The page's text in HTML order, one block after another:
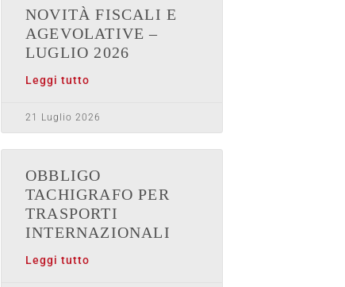
NOVITÀ FISCALI E
AGEVOLATIVE –
LUGLIO 2026
Leggi tutto
21 Luglio 2026
OBBLIGO
TACHIGRAFO PER
TRASPORTI
INTERNAZIONALI
Leggi tutto